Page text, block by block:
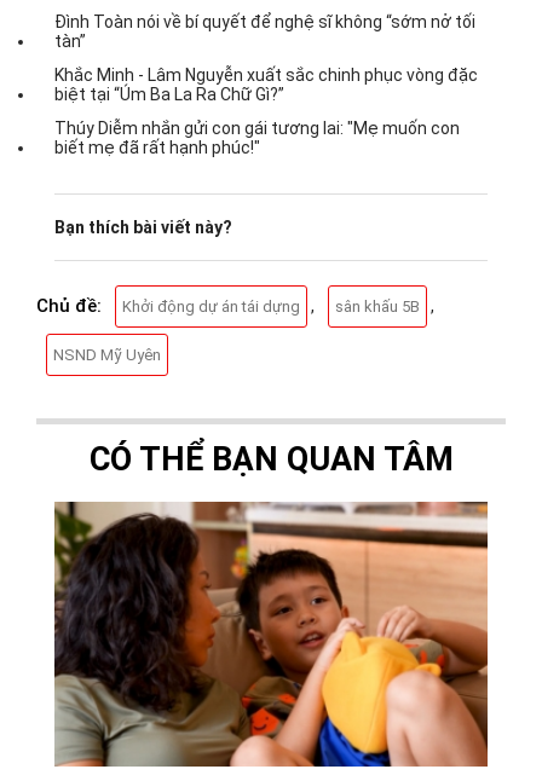
Đình Toàn nói về bí quyết để nghệ sĩ không “sớm nở tối
tàn”
Khắc Minh - Lâm Nguyễn xuất sắc chinh phục vòng đặc
biệt tại “Úm Ba La Ra Chữ Gì?”
Thúy Diễm nhắn gửi con gái tương lai: "Mẹ muốn con
biết mẹ đã rất hạnh phúc!"
Bạn thích bài viết này?
Chủ đề: Khởi động dự án tái dựng , sân khấu 5B ,
NSND Mỹ Uyên
CÓ THỂ BẠN QUAN TÂM